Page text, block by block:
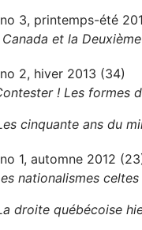
3, printemps-été
et la
2, hiver 2013 (34)
! Les formes
cinquante ans du
1, automne 2012
nationalismes celtes
droite québécoise